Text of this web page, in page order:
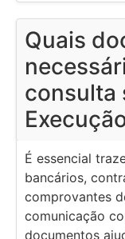
Quais
consulta
É essencial
bancários,
comprovantes
comunicação
documentos